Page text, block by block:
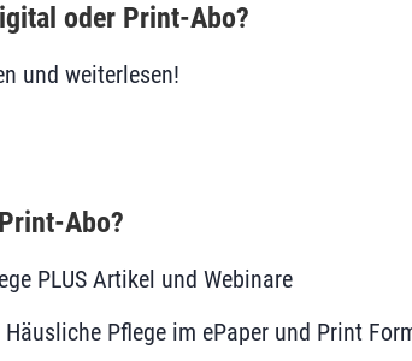
oder Print-Abo?
und weiterlesen!
Abo?
PLUS Artikel und Webinare
Pflege im ePaper und Print